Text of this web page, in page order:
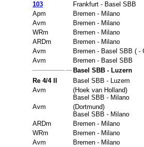
103
Frankfurt - Basel SBB
Apm
Bremen - Milano
Avm
Bremen - Milano
WRm
Bremen - Milano
ARDm
Bremen - Milano
Avm
Bremen - Basel SBB ( -
Avm
Bremen - Basel SBB
Basel SBB - Luzern
Re 4/4 II
Basel SBB - Luzern
Avm
(Hoek van Holland)
Basel SBB - Milano
Avm
(Dortmund)
Basel SBB - Milano
ARDm
Bremen - Milano
WRm
Bremen - Milano
Avm
Bremen - Milano